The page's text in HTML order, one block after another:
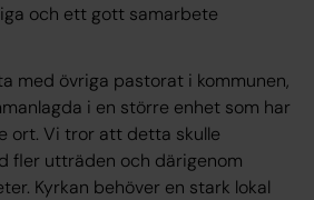
och ett gott samarbete
med övriga pastorat i kommunen,
i en större enhet som har
ort. Vi tror att detta skulle
fler utträden och därigenom
Kyrkan behöver en stark lokal